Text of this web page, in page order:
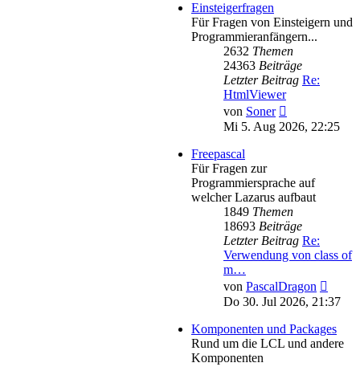
Einsteigerfragen
Für Fragen von Einsteigern und
Programmieranfängern...
2632 Themen
24363 Beiträge
Letzter Beitrag Re:
HtmlViewer
von Soner
Beitrag
Mi 5. Aug 2026, 22:25
Freepascal
Für Fragen zur
Programmiersprache auf
welcher Lazarus aufbaut
1849 Themen
18693 Beiträge
Letzter Beitrag Re:
Verwendung von class of
m…
von PascalDragon
Do 30. Jul 2026, 21:37
Komponenten und Packages
Rund um die LCL und andere
Komponenten